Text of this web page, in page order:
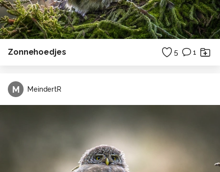
Zonnehoedjes 5 1
M MeindertR